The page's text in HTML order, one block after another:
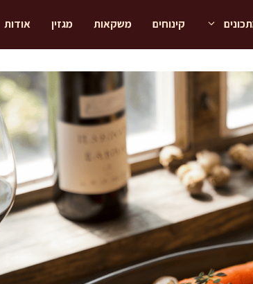
קינוחים משקאות מגזין אודות